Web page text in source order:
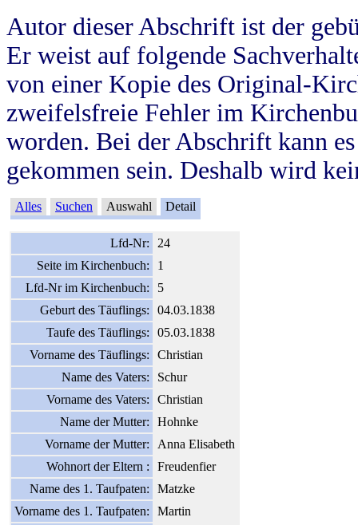
Autor dieser Abschrift ist der
Er weist auf folgende
von einer Kopie des Original-
zweifelsfreie Fehler im
worden. Bei der Abschrift kann
gekommen sein. Deshalb wird
Alles Suchen Auswahl Detail
Lfd-Nr:
24
Seite im Kirchenbuch:
1
Lfd-Nr im Kirchenbuch:
5
Geburt des Täuflings:
04.03.1838
Taufe des Täuflings:
05.03.1838
Vorname des Täuflings:
Christian
Name des Vaters:
Schur
Vorname des Vaters:
Christian
Name der Mutter:
Hohnke
Vorname der Mutter:
Anna Elisabeth
Wohnort der Eltern :
Freudenfier
Name des 1. Taufpaten:
Matzke
Vorname des 1. Taufpaten:
Martin